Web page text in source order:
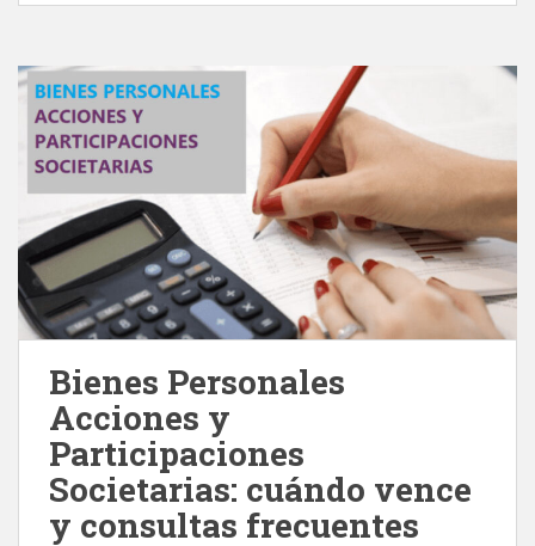
Bienes Personales
Acciones y
Participaciones
Societarias: cuándo vence
y consultas frecuentes